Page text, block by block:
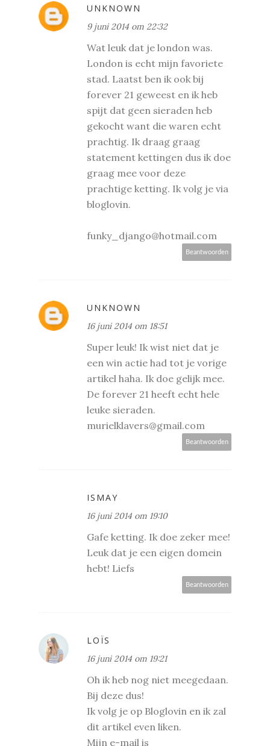
UNKNOWN
9 juni 2014 om 22:32
Wat leuk dat je london was.
London is echt mijn favoriete
stad. Laatst ben ik ook bij
forever 21 geweest en ik heb
spijt dat geen sieraden heb
gekocht want die waren echt
prachtig. Ik draag graag
statement kettingen dus ik doe
graag mee voor deze
prachtige ketting. Ik volg je via
bloglovin.
funky_django@hotmail.com
Beantwoorden
UNKNOWN
16 juni 2014 om 18:51
Super leuk! Ik wist niet dat je
een win actie had tot je vorige
artikel haha. Ik doe gelijk mee.
De forever 21 heeft echt hele
leuke sieraden.
murielklavers@gmail.com
Beantwoorden
ISMAY
16 juni 2014 om 19:10
Gafe ketting. Ik doe zeker mee!
Leuk dat je een eigen domein
hebt! Liefs
Beantwoorden
LOÏS
16 juni 2014 om 19:21
Oh ik heb nog niet meegedaan.
Bij deze dus!
Ik volg je op Bloglovin en ik zal
dit artikel even liken.
Mijn e-mail is